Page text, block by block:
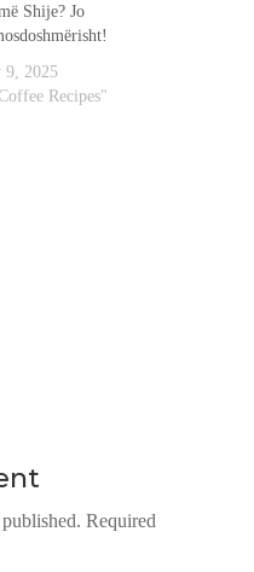
Shije? Jo
9, 2025
Recipes"
Required